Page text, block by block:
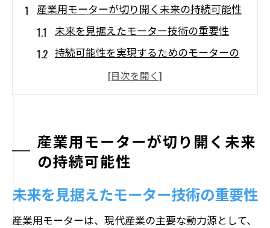
産業用モーターが切り開く未来の持続可能性
未来を見据えたモーター技術の重要性
持続可能性を実現するためのモーターの
産業界におけるモーターの位置付け
能性
持続可能な未来を支えるモーターの進化
モーター技術の進化がもたらす環境負荷の低
減
産業用モーターが切り開く未来
の持続可能性
未来を見据えたモーター技術の重要性
産業用モーターは、現代産業の主要な動力源として、